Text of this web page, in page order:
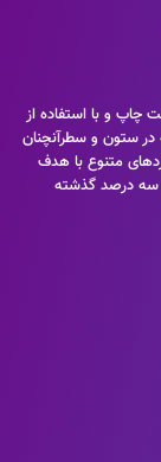
موجود طراحی
طراحان رایانه
ایجاد کرد.
ارائه
موجود طراحی
چاپ و با استفاده از
در ستون و سطرآنچنان
متنوع با هدف
سه درصد گذشته